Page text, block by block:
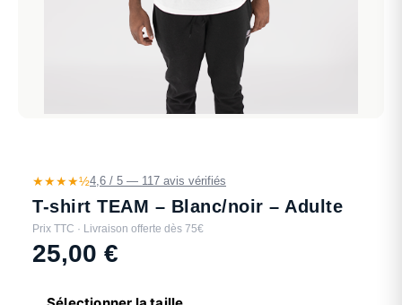
★★★★½4,6 / 5 — 117 avis vérifiés
T-shirt TEAM – Blanc/noir – Adulte
Prix TTC · Livraison offerte dès 75€
25,00 €